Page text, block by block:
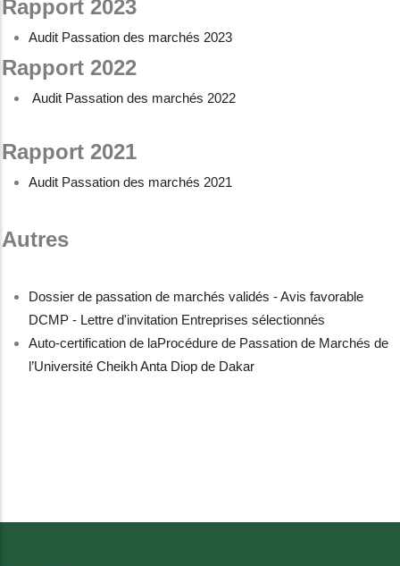
Rapport 2023
Audit Passation des marchés 2023
Rapport 2022
Audit Passation des marchés 2022
Rapport 2021
Audit Passation des marchés 2021
Autres
Dossier de passation de marchés validés - Avis favorable
DCMP - Lettre d'invitation Entreprises sélectionnés
Auto-certification de laProcédure de Passation de Marchés de
l’Université Cheikh Anta Diop de Dakar